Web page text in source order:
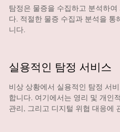
탐정은 물증을 수집하고 분석하
다. 적절한 물증 수집과 분석을 통
니다.
실용적인 탐정 서비스
비상 상황에서 실용적인 탐정 서
합니다. 여기에서는 영리 및 개인
관리, 그리고 디지털 위협 대응에